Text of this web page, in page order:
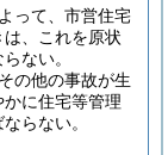
って、市営住宅
、これを原状
ない。
の他の事故が生
に住宅等管理
らない。